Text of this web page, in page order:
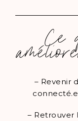
Ce
– Revenir
– Retrouver